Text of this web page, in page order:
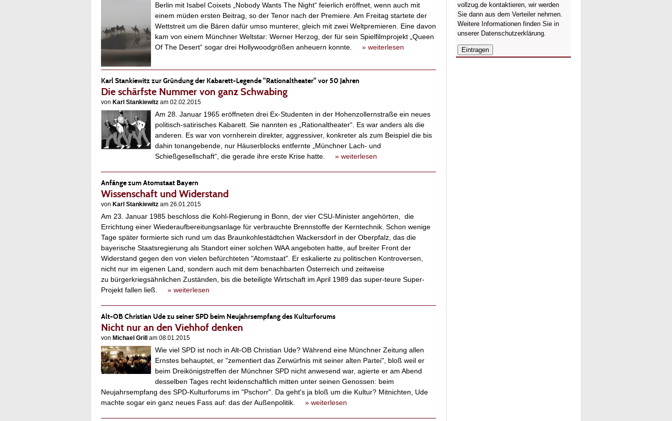
Berlin mit Isabel Coixets „Nobody Wants The Night“ feierlich eröffnet, wenn auch mit
einem müden ersten Beitrag, so der Tenor nach der Premiere. Am Freitag startete der
Wettstreit um die Bären dafür umso munterer, gleich mit zwei Weltpremieren. Eine davon
kam von einem Münchner Weltstar: Werner Herzog, der für sein Spielfilmprojekt „Queen
Of The Desert“ sogar drei Hollywoodgrößen anheuern konnte. » weiterlesen
Karl Stankiewitz zur Gründung der Kabarett-Legende "Rationaltheater" vor 50 Jahren
Die schärfste Nummer von ganz Schwabing
von Karl Stankiewitz am 02.02.2015
Am 28. Januar 1965 eröffneten drei Ex-Studenten in der Hohenzollernstraße ein neues
politisch-satirisches Kabarett. Sie nannten es „Rationaltheater“. Es war anders als die
anderen. Es war von vornherein direkter, aggressiver, konkreter als zum Beispiel die bis
dahin tonangebende, nur Häuserblocks entfernte „Münchner Lach- und
Schießgesellschaft“, die gerade ihre erste Krise hatte. » weiterlesen
Anfänge zum Atomstaat Bayern
Wissenschaft und Widerstand
von Karl Stankiewitz am 26.01.2015
Am 23. Januar 1985 beschloss die Kohl-Regierung in Bonn, der vier CSU-Minister angehörten, die
Errichtung einer Wiederaufbereitungsanlage für verbrauchte Brennstoffe der Kerntechnik. Schon wenige
Tage später formierte sich rund um das Braunkohlestädtchen Wackersdorf in der Oberpfalz, das die
bayerische Staatsregierung als Standort einer solchen WAA angeboten hatte, auf breiter Front der
Widerstand gegen den von vielen befürchteten "Atomstaat". Er eskalierte zu politischen Kontroversen,
nicht nur im eigenen Land, sondern auch mit dem benachbarten Österreich und zeitweise
zu bürgerkriegsähnlichen Zuständen, bis die beteiligte Wirtschaft im April 1989 das super-teure Super-
Projekt fallen ließ. » weiterlesen
Alt-OB Christian Ude zu seiner SPD beim Neujahrsempfang des Kulturforums
Nicht nur an den Viehhof denken
von Michael Grill am 08.01.2015
Wie viel SPD ist noch in Alt-OB Christian Ude? Während eine Münchner Zeitung allen
Ernstes behauptet, er "zementiert das Zerwürfnis mit seiner alten Partei", bloß weil er
beim Dreikönigstreffen der Münchner SPD nicht anwesend war, agierte er am Abend
desselben Tages recht leidenschaftlich mitten unter seinen Genossen: beim
Neujahrsempfang des SPD-Kulturforums im "Pschorr". Da geht's ja bloß um die Kultur? Mitnichten, Ude
machte sogar ein ganz neues Fass auf: das der Außenpolitik. » weiterlesen
vollzug.de kontaktieren, wir werden
Sie dann aus dem Verteiler nehmen.
Weitere Informationen finden Sie in
unserer Datenschutzerklärung.